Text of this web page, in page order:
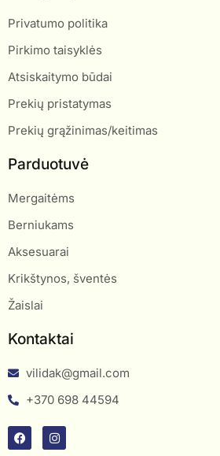
Privatumo politika
Pirkimo taisyklės
Atsiskaitymo būdai
Prekių pristatymas
Prekių grąžinimas/keitimas
Parduotuvė
Mergaitėms
Berniukams
Aksesuarai
Krikštynos, šventės
Žaislai
Kontaktai
vilidak@gmail.com
+370 698 44594